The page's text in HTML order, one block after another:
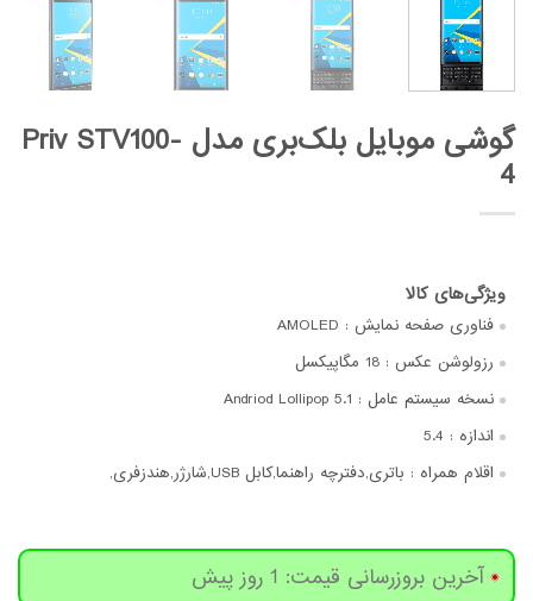
گوشی موبایل بلک‌بری مدل Priv STV100-
4
فناوری صفحه‌ نمایش : AMOLED
رزولوشن عکس : 18 مگاپیکسل
نسخه سیستم عامل : Andriod Lollipop 5.1
اندازه : 5.4
اقلام همراه : باتری,دفترچه‌ راهنما,کابل USB,شارژر,هندزفری,
آخرین بروزرسانی قیمت: 1 روز پیش